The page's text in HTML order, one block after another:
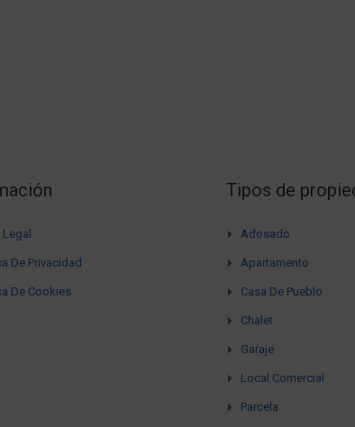
De Privacidad
De Cookies
Tipos de
Adosado
Apartamento
Casa De Pueblo
Chalet
Garaje
Local Comercial
Parcela